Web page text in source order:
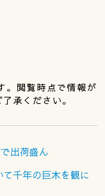
。閲覧時点で情報が
承ください。
出荷盛ん
千年の巨木を観に